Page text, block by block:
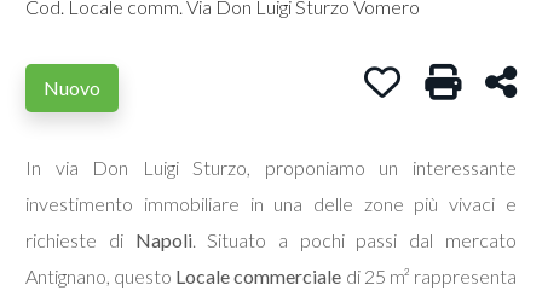
Cod. Locale comm. Via Don Luigi Sturzo Vomero
Nuovo Stampa:
Preferiti: Cod.
In via Don Luigi Sturzo, proponiamo un interessante
investimento immobiliare in una delle zone più vivaci e
richieste di Napoli. Situato a pochi passi dal mercato
Antignano, questo Locale commerciale di 25 m² rappresenta
Qualsiasi
Commerciali
Terreni